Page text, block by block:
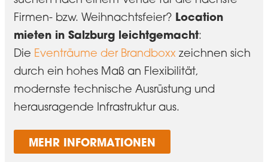
Firmen- bzw. Weihnachtsfeier? Location
mieten in Salzburg leichtgemacht:
Die Eventräume der Brandboxx zeichnen sich
durch ein hohes Maß an Flexibilität,
modernste technische Ausrüstung und
herausragende Infrastruktur aus.
MEHR INFORMATIONEN